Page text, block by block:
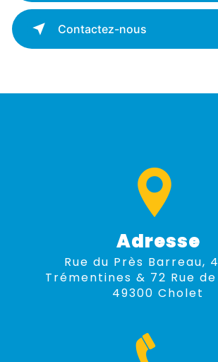
Contactez-nous
Adresse
Rue du Près Barreau, 49340
Trémentines & 72 Rue
49300 Cholet